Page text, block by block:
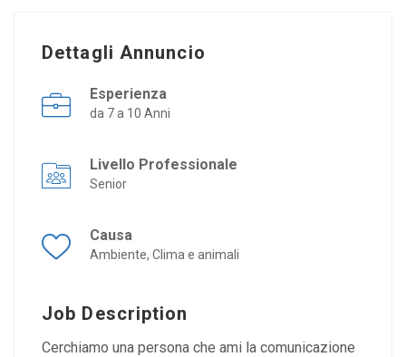
Dettagli Annuncio
Esperienza
da 7 a 10 Anni
Livello Professionale
Senior
Causa
Ambiente, Clima e animali
Job Description
Cerchiamo una persona che ami la comunicazione